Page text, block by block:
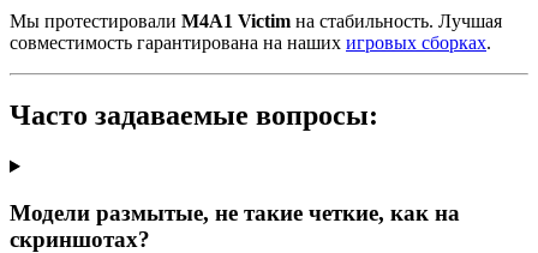
Мы протестировали M4A1 Victim на стабильность. Лучшая
совместимость гарантирована на наших игровых сборках.
Часто задаваемые вопросы:
Модели размытые, не такие четкие, как на
скриншотах?